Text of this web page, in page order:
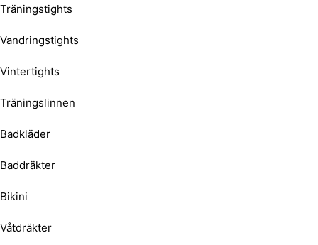
Träningstights
Vandringstights
Vintertights
Träningslinnen
Badkläder
Baddräkter
Bikini
Våtdräkter